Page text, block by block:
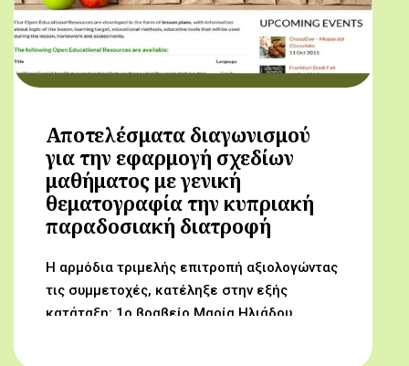
Αποτελέσματα διαγωνισμού
για την εφαρμογή σχεδίων
μαθήματος με γενική
θεματογραφία την κυπριακή
παραδοσιακή διατροφή
Η αρμόδια τριμελής επιτροπή αξιολογώντας
τις συμμετοχές, κατέληξε στην εξής
κατάταξη: 1ο βραβείο Μαρία Ηλιάδου,